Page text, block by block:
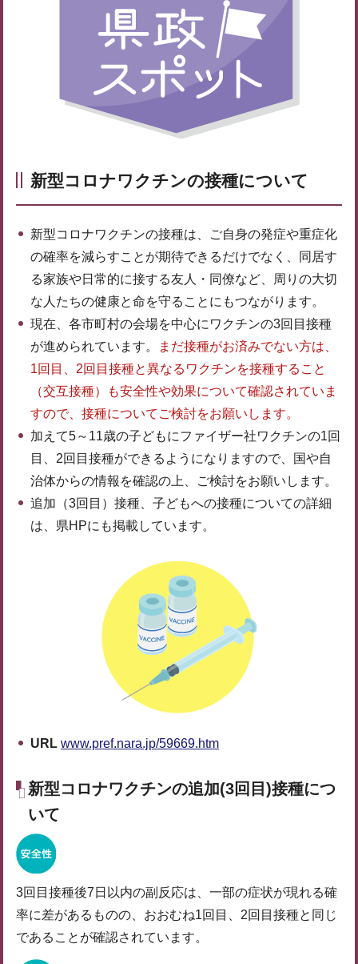
新型コロナワクチンの接種について
新型コロナワクチンの接種は、ご自身の発症や重症化
の確率を減らすことが期待できるだけでなく、同居す
る家族や日常的に接する友人・同僚など、周りの大切
な人たちの健康と命を守ることにもつながります。
現在、各市町村の会場を中心にワクチンの3回目接種
が進められています。
まだ接種がお済みでない方は、
1回目、2回目接種と異なるワクチンを接種すること
（交互接種）も安全性や効果について確認されていま
すので、接種についてご検討をお願いします。
加えて5～11歳の子どもにファイザー社ワクチンの1回
目、2回目接種ができるようになりますので、国や自
治体からの情報を確認の上、ご検討をお願いします。
追加（3回目）接種、子どもへの接種についての詳細
は、県HPにも掲載しています。
URL www.pref.nara.jp/59669.htm
新型コロナワクチンの追加(3回目)接種につ
いて
3回目接種後7日以内の副反応は、一部の症状が現れる確
率に差があるものの、おおむね1回目、2回目接種と同じ
であることが確認されています。